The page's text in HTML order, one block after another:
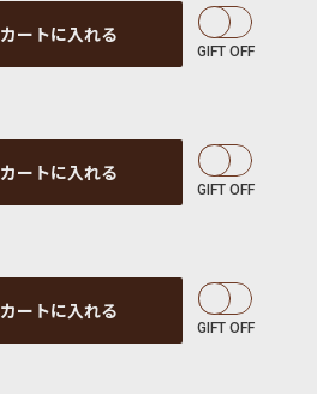
カートに入れる
カートに入れる
カートに入れる